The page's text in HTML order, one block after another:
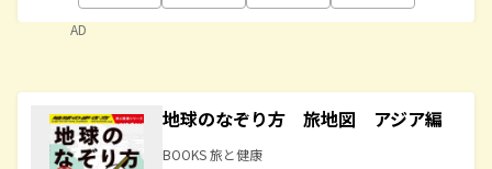
AD
地球のなぞり方 旅地図 アジア編
BOOKS 旅と健康